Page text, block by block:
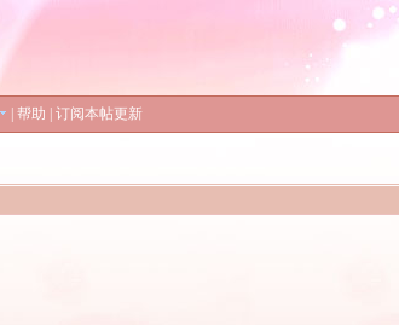
帮助 订阅本帖更新